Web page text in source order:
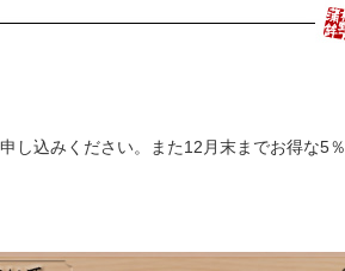
し込みください。また12月末までお得な5％